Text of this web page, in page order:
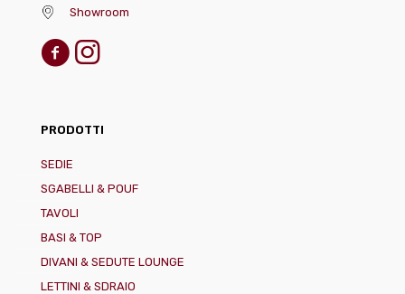
Showroom
PRODOTTI
SEDIE
SGABELLI & POUF
TAVOLI
BASI & TOP
DIVANI & SEDUTE LOUNGE
LETTINI & SDRAIO